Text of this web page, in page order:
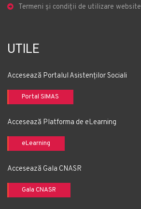
Termeni și condiții de utilizare website
UTILE
Accesează Portalul Asistenților Sociali
Portal SIMAS
Accesează Platforma de eLearning
eLearning
Accesează Gala CNASR
Gala CNASR